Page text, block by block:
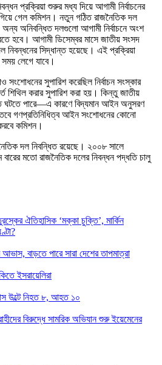
প্রক্রিয়া শুরুর মধ্য দিয়ে আগামী নির্বাচনের
গেল কমিশন। নতুন গঠিত রাজনৈতিক দল
অন্য অনিবন্ধিত দলগুলো আগামী নির্বাচনে অংশ
হবে। আগামী ডিসেম্বর মাসে জাতীয় সংসদ
নিবন্ধনের সিদ্ধান্ত হয়েছে। এই প্রক্রিয়া
লেগে যাবে।
সুপারিশ করেছিল নির্বাচন সংস্কার
শিথিল করার সুপারিশ করা হয়। কিন্তু জাতীয়
ঘটতে পারে—এ কারণে বিদ্যমান আইন অনুসরণ
গণপ্রতিনিধিত্ব আইন সংশোধনের কোনো
কমিশন।
দল নিবন্ধিত রয়েছে। ২০০৮ সালে
মতো রাজনৈতিক দলের নিবন্ধন পদ্ধতি চালু
ঐতিহাসিক ‘মক্কা চুক্তি’, মার্কিন
আভাস, বাড়তে পারে সারা দেশের তাপমাত্রা
ইসরায়েলিরা
উল্টে নিহত ৮, আহত ১০
বিরুদ্ধে সামরিক অভিযান শুরু ইয়েমেনের